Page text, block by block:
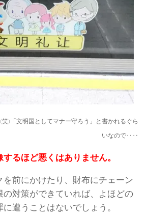
)「文明国としてマナー守ろう」と書かれるぐら
いなので‥‥
るほど悪くはありません。
を前にかけたり、財布にチェーン
の対策ができていれば、よほどの
遭うことはないでしょう。